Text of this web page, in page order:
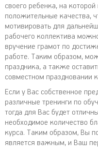
своего ребенка, на
положительные качества,
мотивировать для
рабочего коллектива
вручение грамот по
работе. Таким образом,
праздника, а также
совместном праздновании
Если у Вас собственное
различные тренинги по
тогда для Вас будет
необходимое количество
курса. Таким образом, Вы
является важным, и Ваш